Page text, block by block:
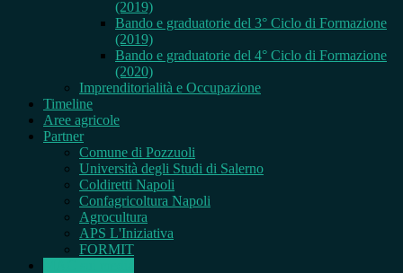
(2019)
Bando e graduatorie del 3° Ciclo di Formazione
(2019)
Bando e graduatorie del 4° Ciclo di Formazione
(2020)
Imprenditorialità e Occupazione
Timeline
Aree agricole
Partner
Comune di Pozzuoli
Università degli Studi di Salerno
Coldiretti Napoli
Confagricoltura Napoli
Agrocultura
APS L'Iniziativa
FORMIT